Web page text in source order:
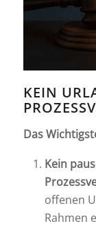
KEIN
Das
Kein
offenen
Rahmen